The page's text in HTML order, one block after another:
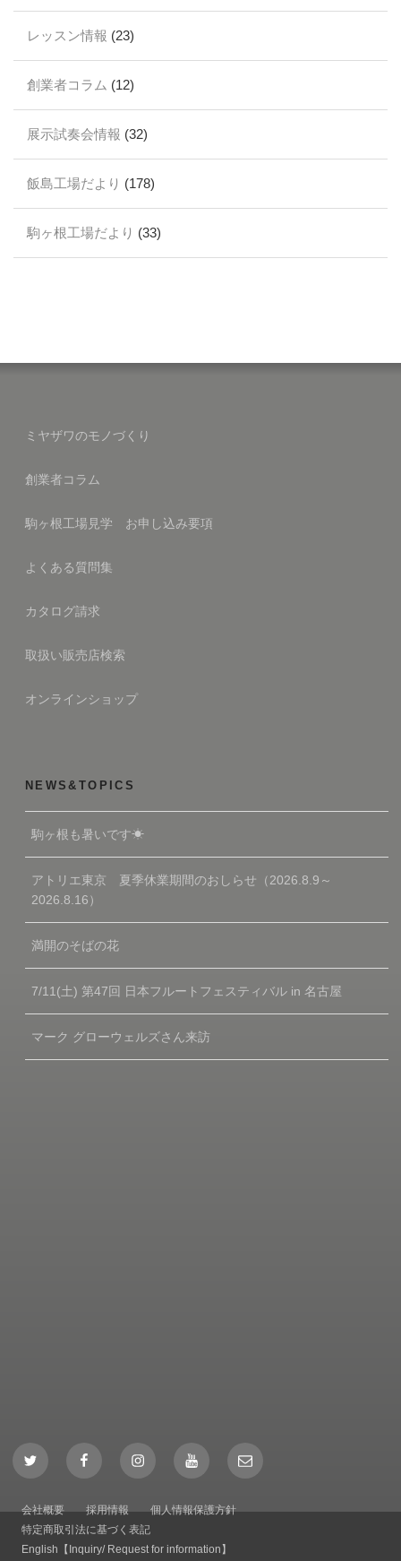
レッスン情報 (23)
創業者コラム (12)
展示試奏会情報 (32)
飯島工場だより (178)
駒ヶ根工場だより (33)
ミヤザワのモノづくり
創業者コラム
駒ヶ根工場見学 お申し込み要項
よくある質問集
カタログ請求
取扱い販売店検索
オンラインショップ
NEWS&TOPICS
駒ヶ根も暑いです☀
アトリエ東京 夏季休業期間のおしらせ（2026.8.9～
2026.8.16）
満開のそばの花
7/11(土) 第47回 日本フルートフェスティバル in 名古屋
マーク グローウェルズさん来訪
Twitter FacebookInstagramYouTubeMail
会社概要 採用情報
個人情報保護方針
特定商取引法に基づく表記
English【Inquiry/ Request for information】